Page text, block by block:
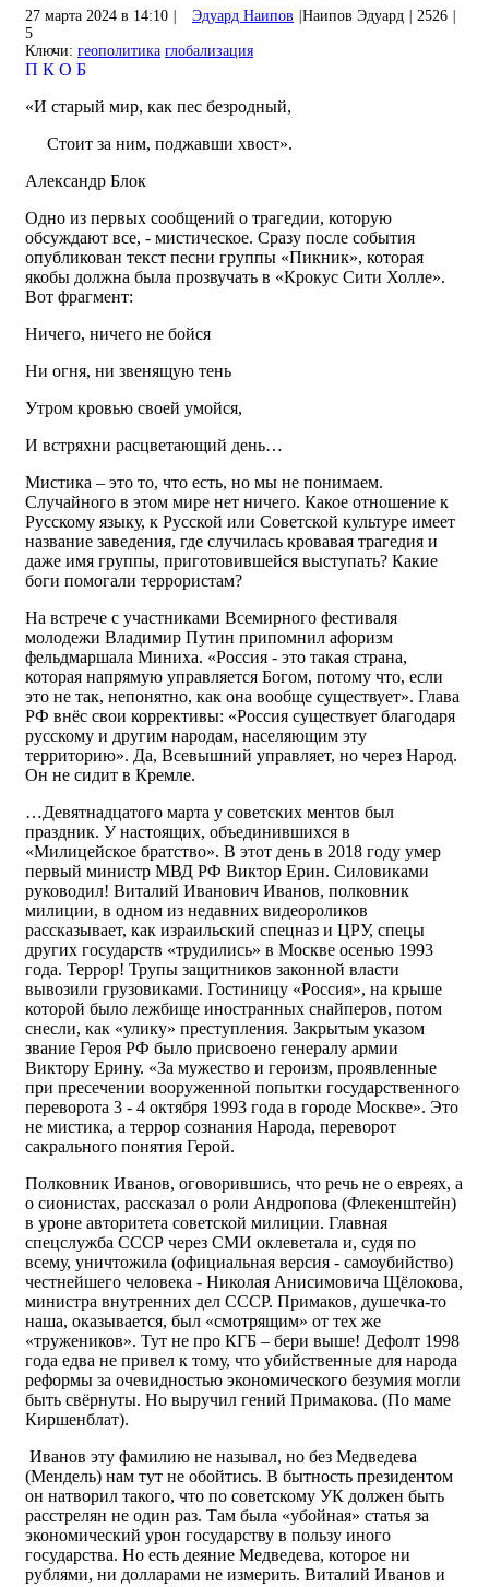
27 марта 2024 в 14:10 Эдуард Наипов Наипов Эдуард 2526
5
Ключи: геополитика глобализация
П К О Б
«И старый мир, как пес безродный,
Стоит за ним, поджавши хвост».
Александр Блок
Одно из первых сообщений о трагедии, которую
обсуждают все, - мистическое. Сразу после события
опубликован текст песни группы «Пикник», которая
якобы должна была прозвучать в «Крокус Сити Холле».
Вот фрагмент:
Ничего, ничего не бойся
Ни огня, ни звенящую тень
Утром кровью своей умойся,
И встряхни расцветающий день…
Мистика – это то, что есть, но мы не понимаем.
Случайного в этом мире нет ничего. Какое отношение к
Русскому языку, к Русской или Советской культуре имеет
название заведения, где случилась кровавая трагедия и
даже имя группы, приготовившейся выступать? Какие
боги помогали террористам?
На встрече с участниками Всемирного фестиваля
молодежи Владимир Путин припомнил афоризм
фельдмаршала Миниха. «Россия - это такая страна,
которая напрямую управляется Богом, потому что, если
это не так, непонятно, как она вообще существует». Глава
РФ внёс свои коррективы: «Россия существует благодаря
русскому и другим народам, населяющим эту
территорию». Да, Всевышний управляет, но через Народ.
Он не сидит в Кремле.
…Девятнадцатого марта у советских ментов был
праздник. У настоящих, объединившихся в
«Милицейское братство». В этот день в 2018 году умер
первый министр МВД РФ Виктор Ерин. Силовиками
руководил! Виталий Иванович Иванов, полковник
милиции, в одном из недавних видеороликов
рассказывает, как израильский спецназ и ЦРУ, спецы
других государств «трудились» в Москве осенью 1993
года. Террор! Трупы защитников законной власти
вывозили грузовиками. Гостиницу «Россия», на крыше
которой было лежбище иностранных снайперов, потом
снесли, как «улику» преступления. Закрытым указом
звание Героя РФ было присвоено генералу армии
Виктору Ерину. «За мужество и героизм, проявленные
при пресечении вооруженной попытки государственного
переворота 3 - 4 октября 1993 года в городе Москве». Это
не мистика, а террор сознания Народа, переворот
сакрального понятия Герой.
Полковник Иванов, оговорившись, что речь не о евреях, а
о сионистах, рассказал о роли Андропова (Флекенштейн)
в уроне авторитета советской милиции. Главная
спецслужба СССР через СМИ оклеветала и, судя по
всему, уничтожила (официальная версия - самоубийство)
честнейшего человека - Николая Анисимовича Щёлокова,
министра внутренних дел СССР. Примаков, душечка-то
наша, оказывается, был «смотрящим» от тех же
«тружеников». Тут не про КГБ – бери выше! Дефолт 1998
года едва не привел к тому, что убийственные для народа
реформы за очевидностью экономического безумия могли
быть свёрнуты. Но выручил гений Примакова. (По маме
Киршенблат).
Иванов эту фамилию не называл, но без Медведева
(Мендель) нам тут не обойтись. В бытность президентом
он натворил такого, что по советскому УК должен быть
расстрелян не один раз. Там была «убойная» статья за
экономический урон государству в пользу иного
государства. Но есть деяние Медведева, которое ни
рублями, ни долларами не измерить. Виталий Иванов и